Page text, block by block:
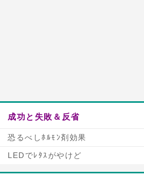
成功と失敗＆反省
恐るべしﾎﾙﾓﾝ剤効果
LEDでﾚﾀｽがやけど